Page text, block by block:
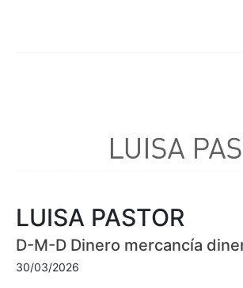
LUISA PASTOR
D-M-D Dinero mercancía
30/03/2026